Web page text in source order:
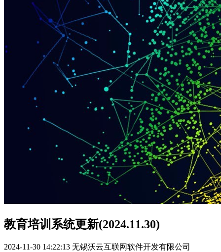
教育培训系统更新(2024.11.30)
2024-11-30 14:22:13 无锡沃云互联网软件开发有限公司